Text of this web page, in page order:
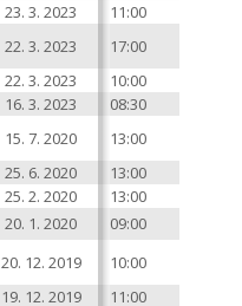
23. 3. 2023
11:00
22. 3. 2023
17:00
22. 3. 2023
10:00
16. 3. 2023
08:30
15. 7. 2020
13:00
25. 6. 2020
13:00
25. 2. 2020
13:00
20. 1. 2020
09:00
20. 12. 2019
10:00
19. 12. 2019 11:00